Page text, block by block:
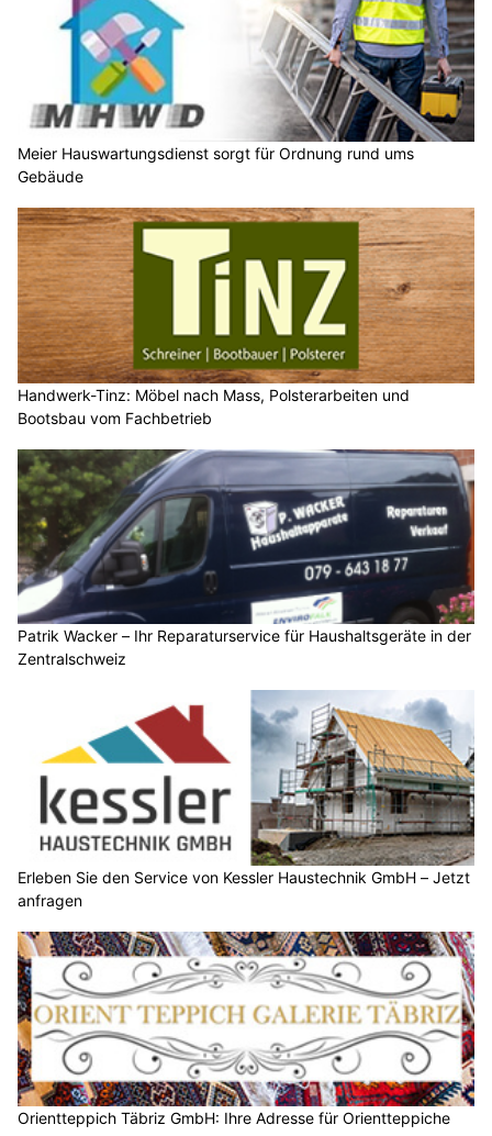
Meier Hauswartungsdienst sorgt für Ordnung rund ums
Gebäude
Handwerk-Tinz: Möbel nach Mass, Polsterarbeiten und
Bootsbau vom Fachbetrieb
Patrik Wacker – Ihr Reparaturservice für Haushaltsgeräte in der
Zentralschweiz
Erleben Sie den Service von Kessler Haustechnik GmbH – Jetzt
anfragen
Orientteppich Täbriz GmbH: Ihre Adresse für Orientteppiche